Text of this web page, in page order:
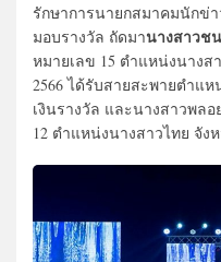
รักษาการนายกสมาคมนักข่
มอบรางวัล ถัดมานางสาวช
หมายเลข 15 ตำแหน่งนางส
2566 ได้รับสายสะพายตำแ
เงินรางวัล และนางสาวพล
12 ตำแหน่งนางสาวไทย จัง